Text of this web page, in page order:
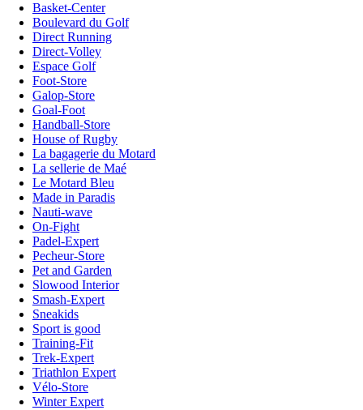
Basket-Center
Boulevard du Golf
Direct Running
Direct-Volley
Espace Golf
Foot-Store
Galop-Store
Goal-Foot
Handball-Store
House of Rugby
La bagagerie du Motard
La sellerie de Maé
Le Motard Bleu
Made in Paradis
Nauti-wave
On-Fight
Padel-Expert
Pecheur-Store
Pet and Garden
Slowood Interior
Smash-Expert
Sneakids
Sport is good
Training-Fit
Trek-Expert
Triathlon Expert
Vélo-Store
Winter Expert